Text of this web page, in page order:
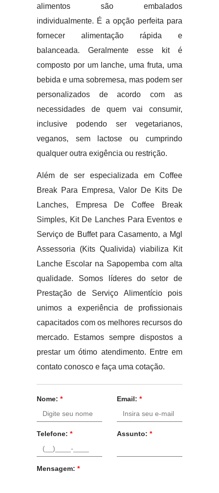
alimentos são embalados
individualmente. É a opção perfeita para
fornecer alimentação rápida e
balanceada. Geralmente esse kit é
composto por um lanche, uma fruta, uma
bebida e uma sobremesa, mas podem ser
personalizados de acordo com as
necessidades de quem vai consumir,
inclusive podendo ser vegetarianos,
veganos, sem lactose ou cumprindo
qualquer outra exigência ou restrição.
Além de ser especializada em Coffee
Break Para Empresa, Valor De Kits De
Lanches, Empresa De Coffee Break
Simples, Kit De Lanches Para Eventos e
Serviço de Buffet para Casamento, a Mgl
Assessoria (Kits Qualivida) viabiliza Kit
Lanche Escolar na Sapopemba com alta
qualidade. Somos líderes do setor de
Prestação de Serviço Alimentício pois
unimos a experiência de profissionais
capacitados com os melhores recursos do
mercado. Estamos sempre dispostos a
prestar um ótimo atendimento. Entre em
contato conosco e faça uma cotação.
Nome: * Email: *
Telefone: * Assunto: *
Mensagem: *